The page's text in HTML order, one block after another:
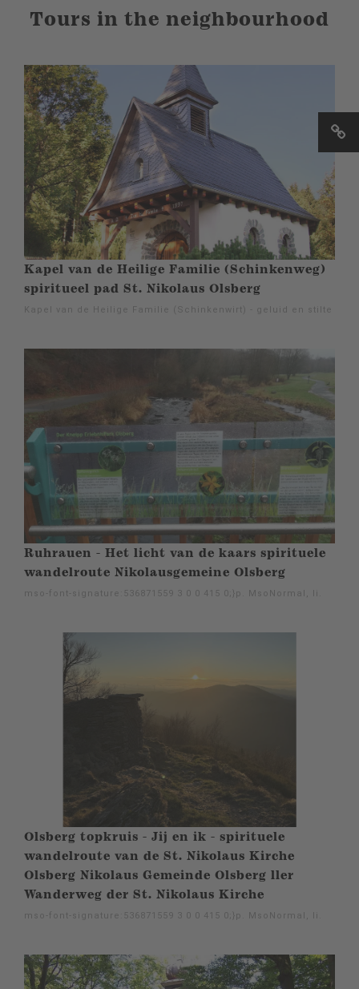
Tours in the neighbourhood
Kapel van de Heilige Familie (Schinkenweg)
spiritueel pad St. Nikolaus Olsberg
Kapel van de Heilige Familie (Schinkenwirt) - geluid en stilte
Ruhrauen - Het licht van de kaars spirituele
wandelroute Nikolausgemeine Olsberg
mso-font-signature:536871559 3 0 0 415 0;}p. MsoNormal, li.
Olsberg topkruis - Jij en ik - spirituele
wandelroute van de St. Nikolaus Kirche
Olsberg Nikolaus Gemeinde Olsberg ller
Wanderweg der St. Nikolaus Kirche
mso-font-signature:536871559 3 0 0 415 0;}p. MsoNormal, li.